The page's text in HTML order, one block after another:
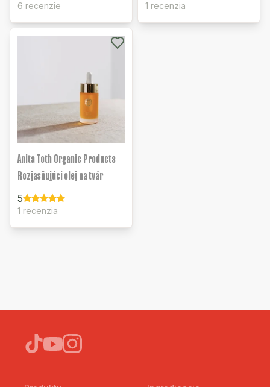
6 recenzie 1 recenzia
Anita Toth Organic Products
Rozjasňujúci olej na tvár
5
1 recenzia